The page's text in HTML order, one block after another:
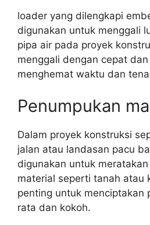
loader yang dilengkapi
digunakan untuk menggali
pipa air pada proyek
menggali dengan cepat
menghemat waktu dan
Penumpukan
Dalam proyek konstruksi
jalan atau landasan pacu
digunakan untuk
material seperti tanah atau
penting untuk menciptakan
rata dan kokoh.